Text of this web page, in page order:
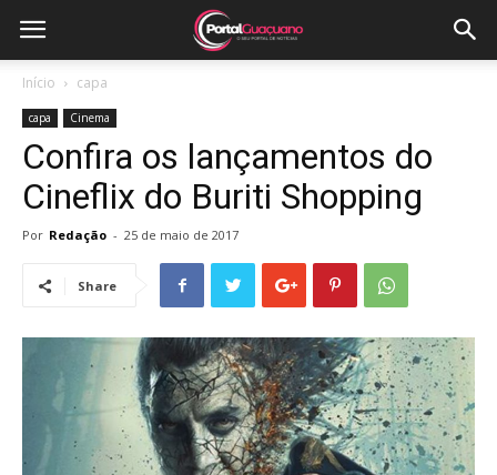
Início capa
capa Cinema
Confira os lançamentos do
Cineflix do Buriti Shopping
Por Redação - 25 de maio de 2017
Share